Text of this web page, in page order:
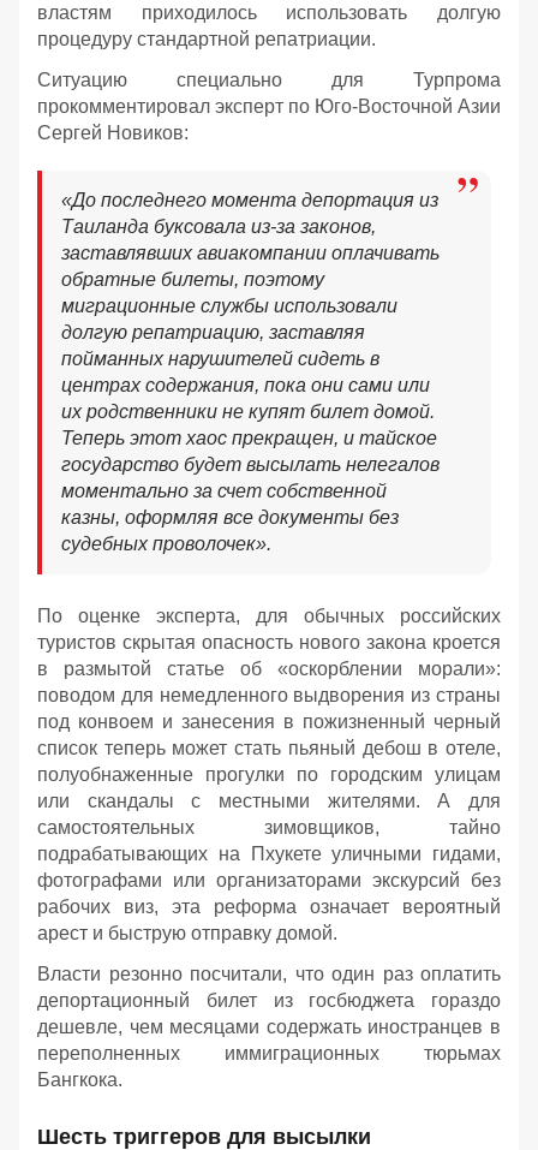
властям приходилось использовать долгую
процедуру стандартной репатриации.
Ситуацию специально для Турпрома
прокомментировал эксперт по Юго-Восточной Азии
Сергей Новиков:
«До последнего момента депортация из
Таиланда буксовала из-за законов,
заставлявших авиакомпании оплачивать
обратные билеты, поэтому
миграционные службы использовали
долгую репатриацию, заставляя
пойманных нарушителей сидеть в
центрах содержания, пока они сами или
их родственники не купят билет домой.
Теперь этот хаос прекращен, и тайское
государство будет высылать нелегалов
моментально за счет собственной
казны, оформляя все документы без
судебных проволочек».
По оценке эксперта, для обычных российских
туристов скрытая опасность нового закона кроется
в размытой статье об «оскорблении морали»:
поводом для немедленного выдворения из страны
под конвоем и занесения в пожизненный черный
список теперь может стать пьяный дебош в отеле,
полуобнаженные прогулки по городским улицам
или скандалы с местными жителями. А для
самостоятельных зимовщиков, тайно
подрабатывающих на Пхукете уличными гидами,
фотографами или организаторами экскурсий без
рабочих виз, эта реформа означает вероятный
арест и быструю отправку домой.
Власти резонно посчитали, что один раз оплатить
депортационный билет из госбюджета гораздо
дешевле, чем месяцами содержать иностранцев в
переполненных иммиграционных тюрьмах
Бангкока.
Шесть триггеров для высылки